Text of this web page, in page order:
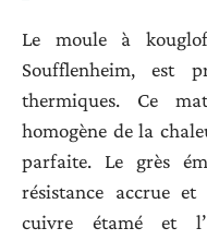
Le moule à
Soufflenheim, est
thermiques. Ce
homogène de la
parfaite. Le grès
résistance accrue
cuivre étamé et